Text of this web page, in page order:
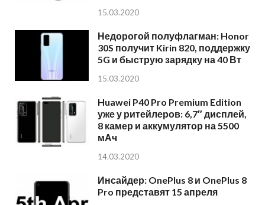
15.03.2020
Недорогой полуфлагман: Honor
30S получит Kirin 820, поддержку
5G и быструю зарядку на 40 Вт
15.03.2020
Huawei P40 Pro Premium Edition
уже у ритейлеров: 6,7″ дисплей,
8 камер и аккумулятор на 5500
мАч
14.03.2020
Инсайдер: OnePlus 8 и OnePlus 8
Pro представят 15 апреля